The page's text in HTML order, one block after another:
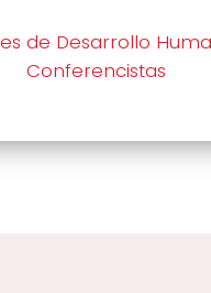
de Desarrollo
Conferencistas